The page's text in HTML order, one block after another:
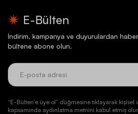
E-Bülten
İndirim, kampanya ve duyurulardan
bültene abone olun.
“E-Bülten’e üye ol” düğmesine tıklayarak kişisel
kapsamında aydınlatma metnini kabul etmiş